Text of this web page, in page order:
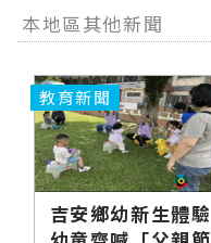
本地區其他新聞
吉安鄉幼新生體驗
教育新聞